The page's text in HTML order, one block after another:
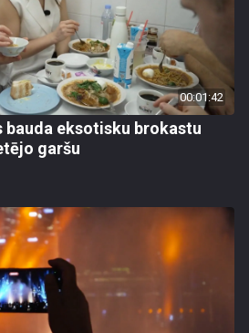
00:01:42
bauda eksotisku brokastu
garšu